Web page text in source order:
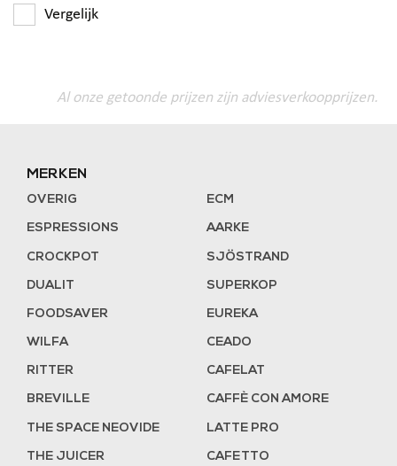
Vergelijk
Al onze getoonde prijzen zijn adviesverkoopprijzen.
MERKEN
OVERIG
ESPRESSIONS
CROCKPOT
DUALIT
FOODSAVER
WILFA
RITTER
BREVILLE
THE SPACE NEOVIDE
THE JUICER
ECM
AARKE
SJÖSTRAND
SUPERKOP
EUREKA
CEADO
CAFELAT
CAFFÈ CON AMORE
LATTE PRO
CAFETTO